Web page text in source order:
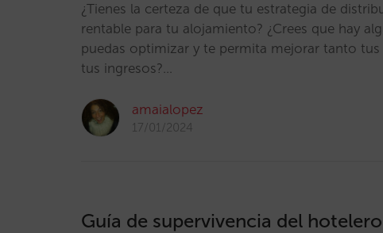
¿Tienes la certeza de que tu estrategia de
rentable para tu alojamiento? ¿Crees que hay
puedas optimizar y te permita mejorar tanto
tus ingresos?…
amaialopez
17/01/2024
Guía de supervivencia del